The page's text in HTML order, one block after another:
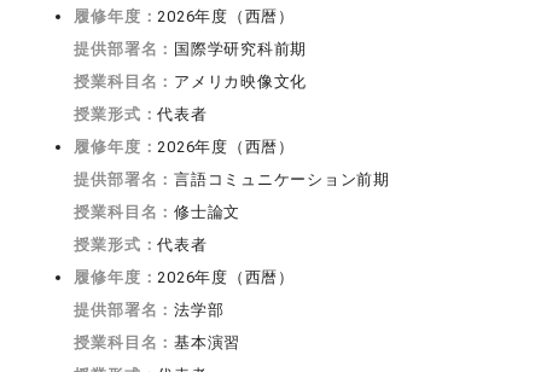
履修年度： 2026年度（西暦）
提供部署名： 国際学研究科前期
授業科目名： アメリカ映像文化
授業形式：代表者
履修年度： 2026年度（西暦）
提供部署名：言語コミュニケーション前期
授業科目名：修士論文
授業形式：代表者
履修年度： 2026年度（西暦）
提供部署名：法学部
授業科目名：基本演習